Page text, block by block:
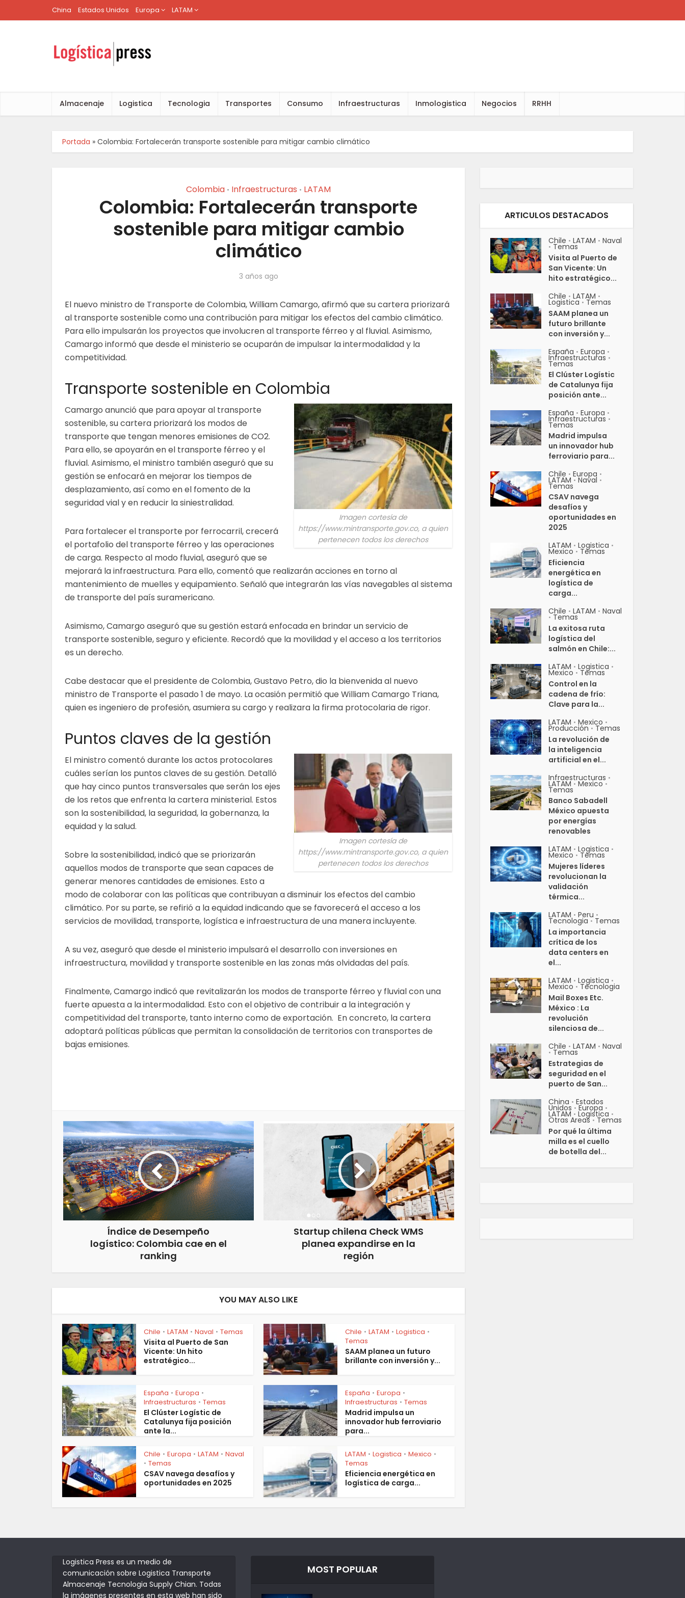
China Estados Unidos Europa LATAM
Almacenaje Logistica Tecnologia Transportes Consumo Infraestructuras Inmologistica Negocios RRHH
Portada » Colombia: Fortalecerán transporte sostenible para mitigar cambio climático
Colombia • Infraestructuras • LATAM
Colombia: Fortalecerán transporte
sostenible para mitigar cambio
climático
3 años ago
El nuevo ministro de Transporte de Colombia, William Camargo, afirmó que su cartera priorizará
al transporte sostenible como una contribución para mitigar los efectos del cambio climático.
Para ello impulsarán los proyectos que involucren al transporte férreo y al fluvial. Asimismo,
Camargo informó que desde el ministerio se ocuparán de impulsar la intermodalidad y la
competitividad.
Transporte sostenible en Colombia
Imagen cortesía de
https://www.mintransporte.gov.co, a quien
pertenecen todos los derechos
Camargo anunció que para apoyar al transporte
sostenible, su cartera priorizará los modos de
transporte que tengan menores emisiones de CO2.
Para ello, se apoyarán en el transporte férreo y el
fluvial. Asimismo, el ministro también aseguró que su
gestión se enfocará en mejorar los tiempos de
desplazamiento, así como en el fomento de la
seguridad vial y en reducir la siniestralidad.
Para fortalecer el transporte por ferrocarril, crecerá
el portafolio del transporte férreo y las operaciones
de carga. Respecto al modo fluvial, aseguró que se
mejorará la infraestructura. Para ello, comentó que realizarán acciones en torno al
mantenimiento de muelles y equipamiento. Señaló que integrarán las vías navegables al sistema
de transporte del país suramericano.
Asimismo, Camargo aseguró que su gestión estará enfocada en brindar un servicio de
transporte sostenible, seguro y eficiente. Recordó que la movilidad y el acceso a los territorios
es un derecho.
Cabe destacar que el presidente de Colombia, Gustavo Petro, dio la bienvenida al nuevo
ministro de Transporte el pasado 1 de mayo. La ocasión permitió que William Camargo Triana,
quien es ingeniero de profesión, asumiera su cargo y realizara la firma protocolaria de rigor.
Puntos claves de la gestión
Imagen cortesía de
https://www.mintransporte.gov.co, a quien
pertenecen todos los derechos
El ministro comentó durante los actos protocolares
cuáles serían los puntos claves de su gestión. Detalló
que hay cinco puntos transversales que serán los ejes
de los retos que enfrenta la cartera ministerial. Estos
son la sostenibilidad, la seguridad, la gobernanza, la
equidad y la salud.
Sobre la sostenibilidad, indicó que se priorizarán
aquellos modos de transporte que sean capaces de
generar menores cantidades de emisiones. Esto a
modo de colaborar con las políticas que contribuyan a disminuir los efectos del cambio
climático. Por su parte, se refirió a la equidad indicando que se favorecerá el acceso a los
servicios de movilidad, transporte, logística e infraestructura de una manera incluyente.
A su vez, aseguró que desde el ministerio impulsará el desarrollo con inversiones en
infraestructura, movilidad y transporte sostenible en las zonas más olvidadas del país.
Finalmente, Camargo indicó que revitalizarán los modos de transporte férreo y fluvial con una
fuerte apuesta a la intermodalidad. Esto con el objetivo de contribuir a la integración y
competitividad del transporte, tanto interno como de exportación. En concreto, la cartera
adoptará políticas públicas que permitan la consolidación de territorios con transportes de
bajas emisiones.
Índice de Desempeño
logístico: Colombia cae en el
ranking
Startup chilena Check WMS
planea expandirse en la
región
YOU MAY ALSO LIKE
Chile • LATAM • Naval • Temas
Visita al Puerto de San
Vicente: Un hito
estratégico...
Chile • LATAM • Logistica •
Temas
SAAM planea un futuro
brillante con inversión y...
España • Europa •
Infraestructuras • Temas
El Clúster Logístic de
Catalunya fija posición
ante la...
España • Europa •
Infraestructuras • Temas
Madrid impulsa un
innovador hub ferroviario
para...
Chile • Europa • LATAM • Naval
• Temas
CSAV navega desafíos y
oportunidades en 2025
LATAM • Logistica • Mexico •
Temas
Eficiencia energética en
logística de carga...
ARTICULOS DESTACADOS
Chile • LATAM • Naval
• Temas
Visita al Puerto de
San Vicente: Un
hito estratégico...
Chile • LATAM •
Logistica • Temas
SAAM planea un
futuro brillante
con inversión y...
España • Europa •
Infraestructuras •
Temas
El Clúster Logístic
de Catalunya fija
posición ante...
España • Europa •
Infraestructuras •
Temas
Madrid impulsa
un innovador hub
ferroviario para...
Chile • Europa •
LATAM • Naval •
Temas
CSAV navega
desafíos y
oportunidades en
2025
LATAM • Logistica •
Mexico • Temas
Eficiencia
energética en
logística de
carga...
Chile • LATAM • Naval
• Temas
La exitosa ruta
logística del
salmón en Chile:...
LATAM • Logistica •
Mexico • Temas
Control en la
cadena de frío:
Clave para la...
LATAM • Mexico •
Producción • Temas
La revolución de
la inteligencia
artificial en el...
Infraestructuras •
LATAM • Mexico •
Temas
Banco Sabadell
México apuesta
por energías
renovables
LATAM • Logistica •
Mexico • Temas
Mujeres líderes
revolucionan la
validación
térmica...
LATAM • Peru •
Tecnologia • Temas
La importancia
crítica de los
data centers en
el...
LATAM • Logistica •
Mexico • Tecnologia
Mail Boxes Etc.
México : La
revolución
silenciosa de...
Chile • LATAM • Naval
• Temas
Estrategias de
seguridad en el
puerto de San...
China • Estados
Unidos • Europa •
LATAM • Logistica •
Otras Areas • Temas
Por qué la última
milla es el cuello
de botella del...
Logistica Press es un medio de
comunicación sobre Logistica Transporte
Almacenaje Tecnologia Supply Chian. Todas
la imágenes presentes en esta web han sido
MOST POPULAR